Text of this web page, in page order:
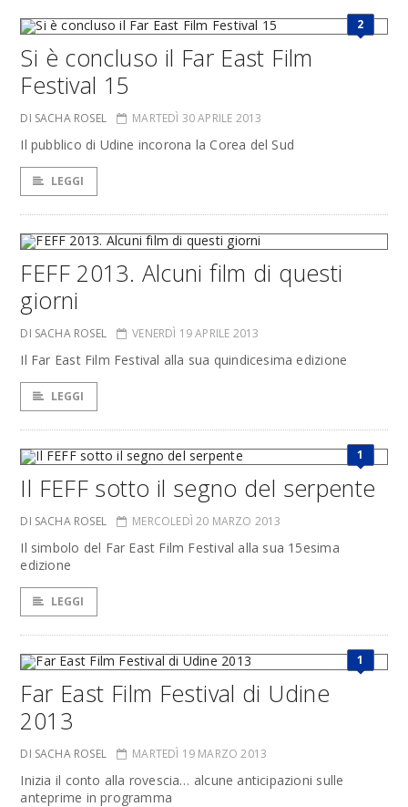
2
Si è concluso il Far East Film
Festival 15
DI SACHA ROSEL MARTEDÌ 30 APRILE 2013
Il pubblico di Udine incorona la Corea del Sud
LEGGI
FEFF 2013. Alcuni film di questi
giorni
DI SACHA ROSEL VENERDÌ 19 APRILE 2013
Il Far East Film Festival alla sua quindicesima edizione
LEGGI
1
Il FEFF sotto il segno del serpente
DI SACHA ROSEL MERCOLEDÌ 20 MARZO 2013
Il simbolo del Far East Film Festival alla sua 15esima
edizione
LEGGI
1
Far East Film Festival di Udine
2013
DI SACHA ROSEL MARTEDÌ 19 MARZO 2013
Inizia il conto alla rovescia… alcune anticipazioni sulle
anteprime in programma